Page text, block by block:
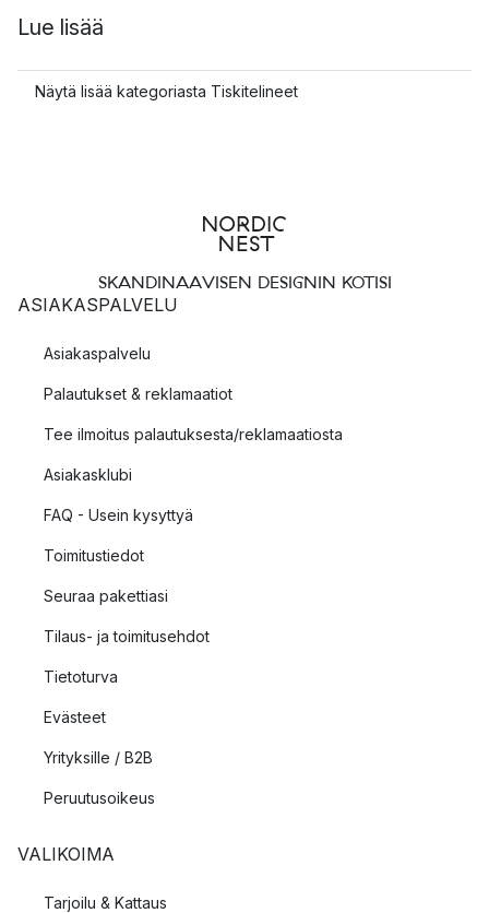
Lue lisää
Näytä lisää kategoriasta Tiskitelineet
SKANDINAAVISEN DESIGNIN KOTISI
ASIAKASPALVELU
Asiakaspalvelu
Palautukset & reklamaatiot
Tee ilmoitus palautuksesta/reklamaatiosta
Asiakasklubi
FAQ - Usein kysyttyä
Toimitustiedot
Seuraa pakettiasi
Tilaus- ja toimitusehdot
Tietoturva
Evästeet
Yrityksille / B2B
Peruutusoikeus
VALIKOIMA
Tarjoilu & Kattaus